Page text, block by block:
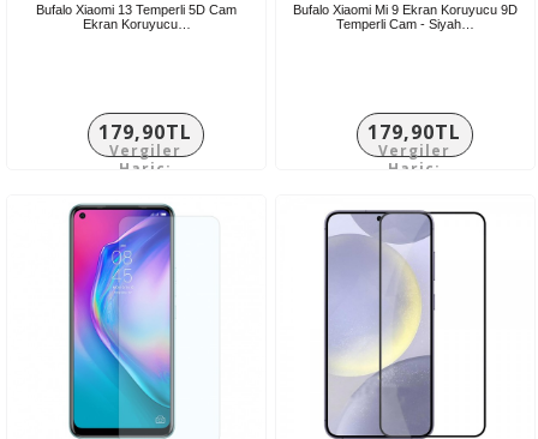
Bufalo Xiaomi 13 Temperli 5D Cam
Ekran Koruyucu…
179,90TL
Vergiler
Hariç:
Bufalo Xiaomi Mi 9 Ekran Koruyucu 9D
Temperli Cam - Siyah…
179,90TL
Vergiler
Hariç: